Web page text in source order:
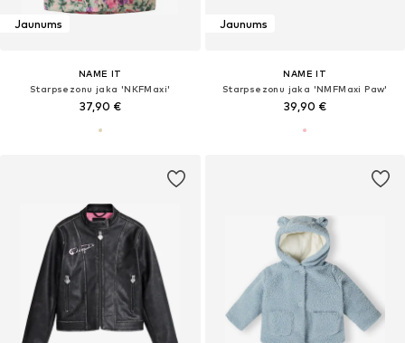
Jaunums
NAME IT
Starpsezonu jaka 'NKFMaxi'
37,90 €
Jaunums
NAME IT
Starpsezonu jaka 'NMFMaxi Paw'
39,90 €